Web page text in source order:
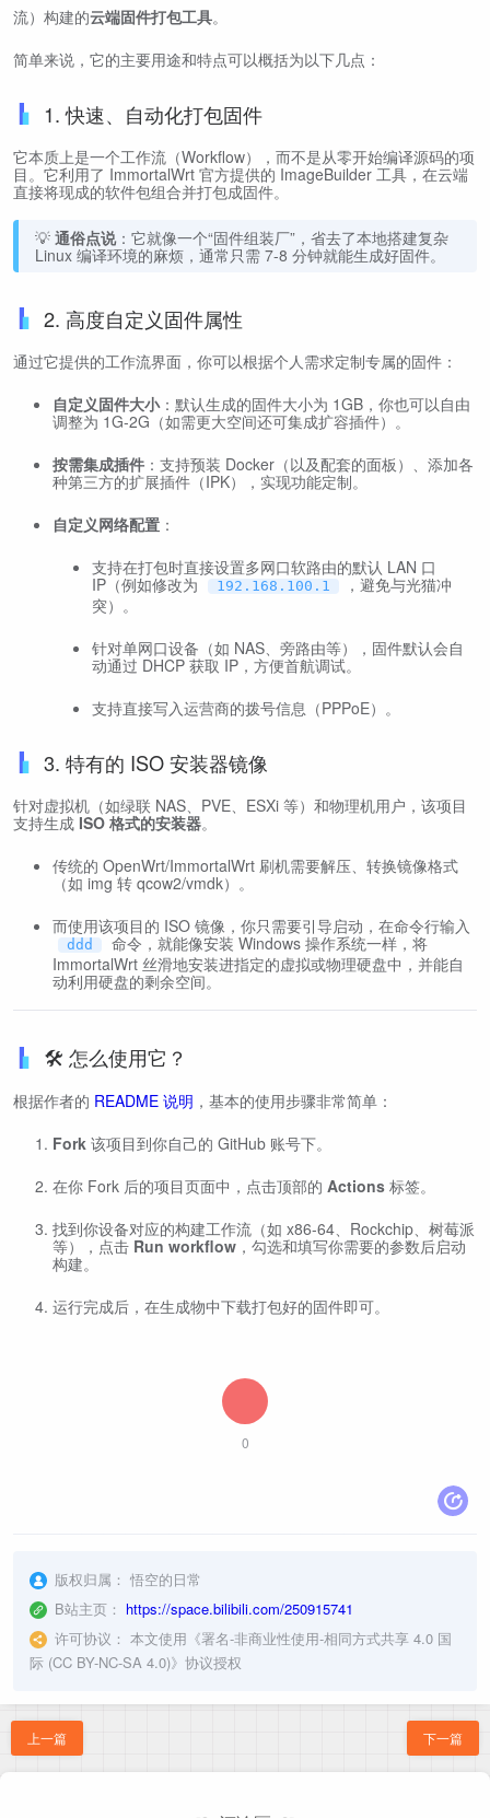
流）构建的云端固件打包工具。
简单来说，它的主要用途和特点可以概括为以下几点：
1. 快速、自动化打包固件
它本质上是一个工作流（Workflow），而不是从零开始编译源码的项
目。它利用了 ImmortalWrt 官方提供的 ImageBuilder 工具，在云端
直接将现成的软件包组合并打包成固件。
💡 通俗点说：它就像一个“固件组装厂”，省去了本地搭建复杂
Linux 编译环境的麻烦，通常只需 7-8 分钟就能生成好固件。
2. 高度自定义固件属性
通过它提供的工作流界面，你可以根据个人需求定制专属的固件：
自定义固件大小：默认生成的固件大小为 1GB，你也可以自由
调整为 1G-2G（如需更大空间还可集成扩容插件）。
按需集成插件 ：支持预装 Docker（以及配套的面板）、添加各
种第三方的扩展插件（IPK），实现功能定制。
自定义网络配置 ：
支持在打包时直接设置多网口软路由的默认 LAN 口
IP（例如修改为
192.168.100.1
，避免与光猫冲
突）。
针对单网口设备（如 NAS、旁路由等），固件默认会自
动通过 DHCP 获取 IP，方便首航调试。
支持直接写入运营商的拨号信息（PPPoE）。
3. 特有的 ISO 安装器镜像
针对虚拟机（如绿联 NAS、PVE、ESXi 等）和物理机用户，该项目
支持生成 ISO 格式的安装器。
传统的 OpenWrt/ImmortalWrt 刷机需要解压、转换镜像格式
（如 img 转 qcow2/vmdk）。
而使用该项目的 ISO 镜像，你只需要引导启动，在命令行输入
ddd
命令，就能像安装 Windows 操作系统一样，将
ImmortalWrt 丝滑地安装进指定的虚拟或物理硬盘中，并能自
动利用硬盘的剩余空间。
🛠️ 怎么使用它？
根据作者的 README 说明 ，基本的使用步骤非常简单：
Fork 该项目到你自己的 GitHub 账号下。
在你 Fork 后的项目页面中，点击顶部的 Actions 标签。
找到你设备对应的构建工作流（如 x86-64、Rockchip、树莓派
等），点击 Run workflow ，勾选和填写你需要的参数后启动
构建。
运行完成后，在生成物中下载打包好的固件即可。
0
版权归属： 悟空的日常
B站主页： https://space.bilibili.com/250915741
许可协议： 本文使用《署名-非商业性使用-相同方式共享 4.0 国
际 (CC BY-NC-SA 4.0)》协议授权
上一篇 下一篇